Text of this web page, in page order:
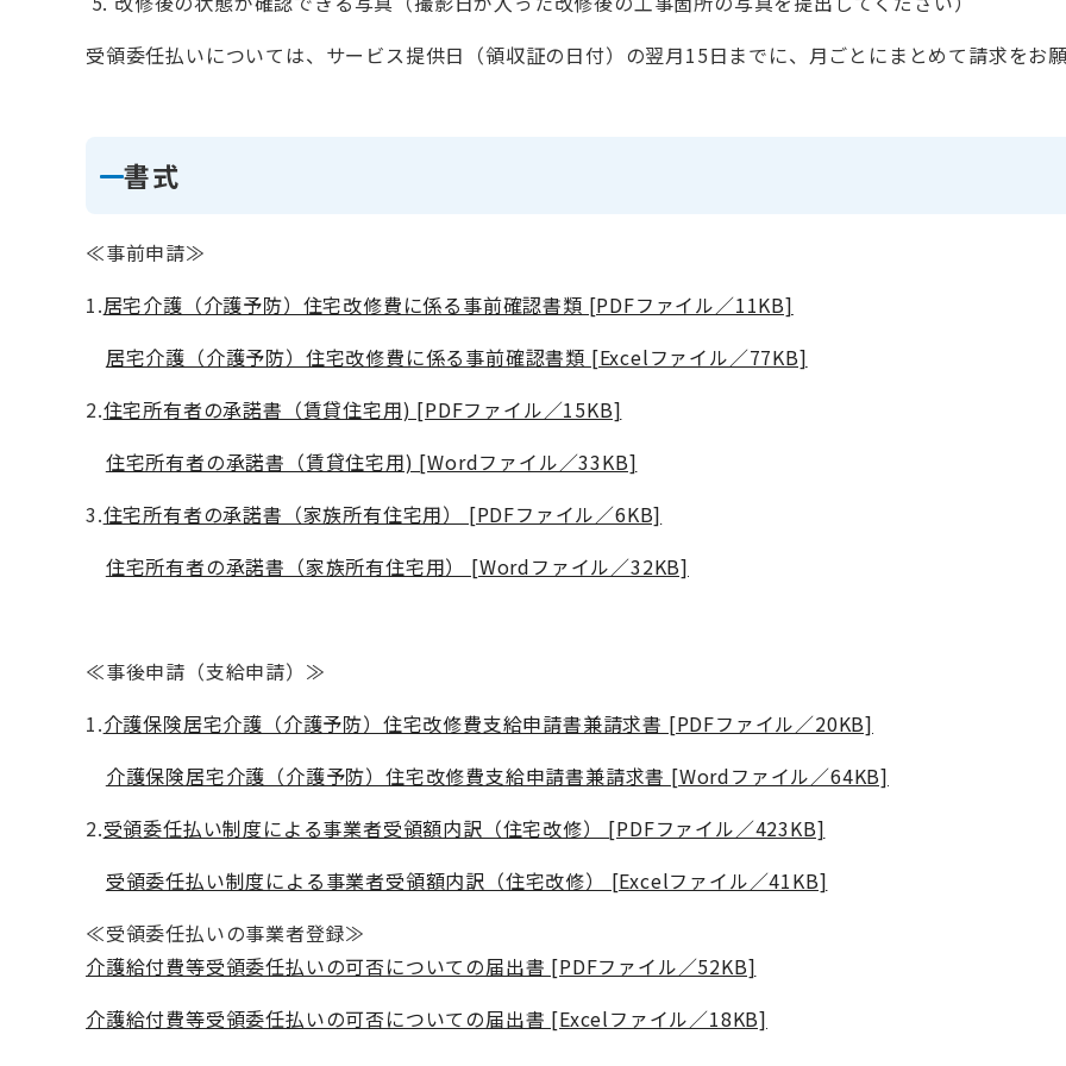
受領委任払いについては、サービス提供日（領収証の日付）の翌月15日までに、月ごとにまとめて請求をお願
書式
≪事前申請≫
1.居宅介護（介護予防）住宅改修費に係る事前確認書類 [PDFファイル／11KB]
居宅介護（介護予防）住宅改修費に係る事前確認書類 [Excelファイル／77KB]
2.住宅所有者の承諾書（賃貸住宅用) [PDFファイル／15KB]
住宅所有者の承諾書（賃貸住宅用) [Wordファイル／33KB]
3.住宅所有者の承諾書（家族所有住宅用） [PDFファイル／6KB]
住宅所有者の承諾書（家族所有住宅用） [Wordファイル／32KB]
≪事後申請（支給申請）≫
1.介護保険居宅介護（介護予防）住宅改修費支給申請書兼請求書 [PDFファイル／20KB]
介護保険居宅介護（介護予防）住宅改修費支給申請書兼請求書 [Wordファイル／64KB]
2.受領委任払い制度による事業者受領額内訳（住宅改修） [PDFファイル／423KB]
受領委任払い制度による事業者受領額内訳（住宅改修） [Excelファイル／41KB]
≪受領委任払いの事業者登録≫
介護給付費等受領委任払いの可否についての届出書 [PDFファイル／52KB]
介護給付費等受領委任払いの可否についての届出書 [Excelファイル／18KB]